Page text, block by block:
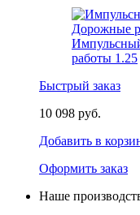
работы 1.25
Быстрый заказ
10 098 руб.
Добавить в
Оформить заказ
Наше